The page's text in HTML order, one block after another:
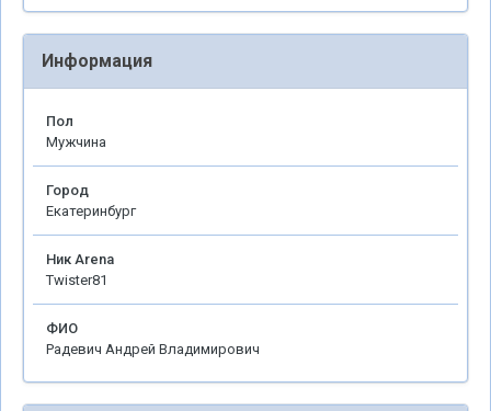
Информация
Пол
Мужчина
Город
Екатеринбург
Ник Arena
Twister81
ФИО
Радевич Андрей Владимирович